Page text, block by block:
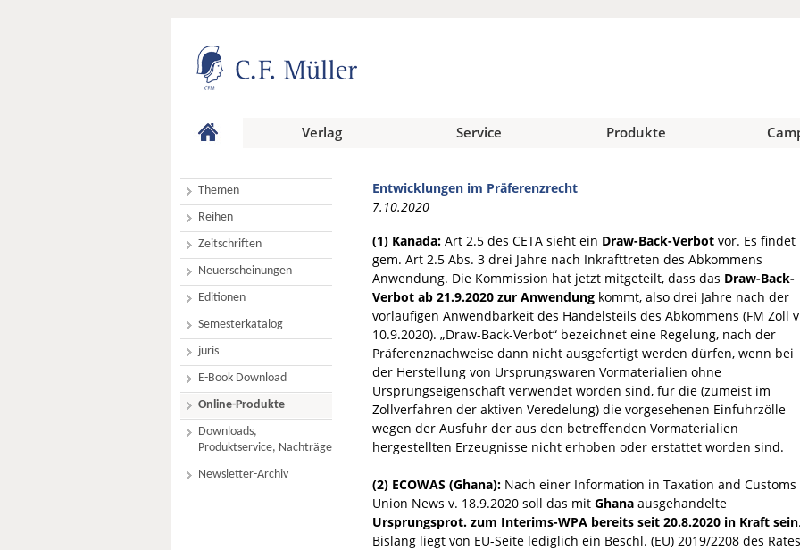
Verlag Service Produkte
Themen
Reihen
Zeitschriften
Neuerscheinungen
Editionen
Semesterkatalog
juris
E-Book Download
Online-Produkte
Downloads,
Produktservice, Nachträge
Newsletter-Archiv
Entwicklungen im Präferenzrecht
7.10.2020
(1) Kanada: Art 2.5 des CETA sieht ein Draw-Back-Verbot vor. Es findet
gem. Art 2.5 Abs. 3 drei Jahre nach Inkrafttreten des Abkommens
Anwendung. Die Kommission hat jetzt mitgeteilt, dass das Draw-Back-
Verbot ab 21.9.2020 zur Anwendung kommt, also drei Jahre nach der
vorläufigen Anwendbarkeit des Handelsteils des Abkommens (FM Zoll
10.9.2020). „Draw-Back-Verbot“ bezeichnet eine Regelung, nach der
Präferenznachweise dann nicht ausgefertigt werden dürfen, wenn bei
der Herstellung von Ursprungswaren Vormaterialien ohne
Ursprungseigenschaft verwendet worden sind, für die (zumeist im
Zollverfahren der aktiven Veredelung) die vorgesehenen Einfuhrzölle
wegen der Ausfuhr der aus den betreffenden Vormaterialien
hergestellten Erzeugnisse nicht erhoben oder erstattet worden sind.
(2) ECOWAS (Ghana): Nach einer Information in Taxation and Customs
Union News v. 18.9.2020 soll das mit Ghana ausgehandelte
Ursprungsprot. zum Interims-WPA bereits seit 20.8.2020 in Kraft sein.
Bislang liegt von EU-Seite lediglich ein Beschl. (EU) 2019/2208 des Rates